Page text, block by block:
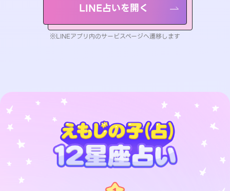
LINE占いを開く
※LINEアプリ内のサービスページへ遷移します